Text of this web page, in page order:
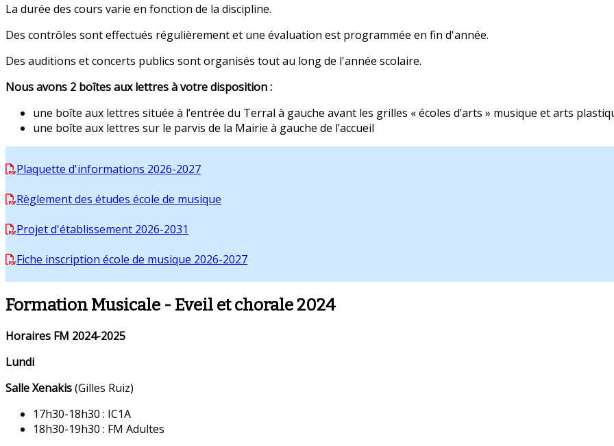
La durée des cours varie en fonction de la discipline.
Des contrôles sont effectués régulièrement et une évaluation est programmée en fin d'année.
Des auditions et concerts publics sont organisés tout au long de l'année scolaire.
Nous avons 2 boîtes aux lettres à votre disposition :
une boîte aux lettres située à l’entrée du Terral à gauche avant les grilles « écoles d’arts » musique et arts
une boîte aux lettres sur le parvis de la Mairie à gauche de l’accueil
Plaquette d'informations 2026-2027
Règlement des études école de musique
Projet d'établissement 2026-2031
Fiche inscription école de musique 2026-2027
Formation Musicale - Eveil et chorale 2024
Horaires FM 2024-2025
Lundi
Salle Xenakis(Gilles Ruiz)
17h30-18h30 : IC1A
18h30-19h30 : FM Adultes